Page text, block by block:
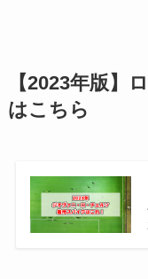
【2023年版】
はこちら